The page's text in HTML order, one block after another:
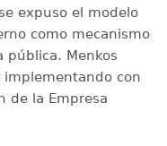
expuso el modelo
como mecanismo
pública. Menkos
implementando con
de la Empresa